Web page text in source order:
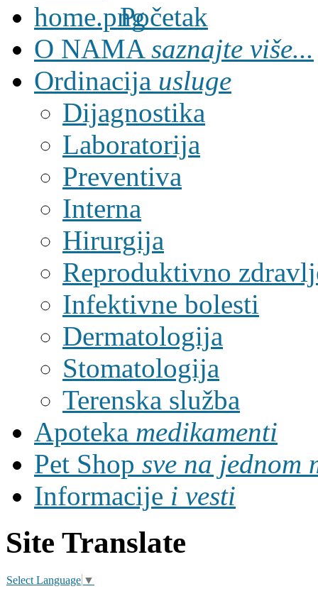
Početak
O NAMA saznajte više...
Ordinacija usluge
Dijagnostika
Laboratorija
Preventiva
Interna
Hirurgija
Reproduktivno
Infektivne bolesti
Dermatologija
Stomatologija
Terenska služba
Apoteka medikamenti
Pet Shop sve na jednom
Informacije i vesti
Site Translate
Select Language ▼